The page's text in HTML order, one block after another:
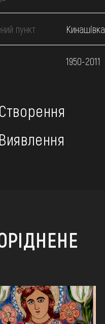
пункт Кинашівка
1950-2011
Створення
Виявлення